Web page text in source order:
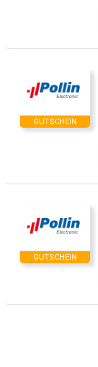
GUTSCHEIN
GUTSCHEIN